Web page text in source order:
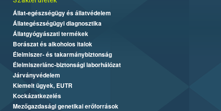
Állat-egészségügy és állatvédelem
Állategészségügyi diagnosztika
Állatgyógyászati termékek
Borászat és alkoholos italok
Élelmiszer- és takarmánybiztonság
Élelmiszerlánc-biztonsági laborhálózat
Járványvédelem
Kiemelt ügyek, EUTR
Kockázatkezelés
Mezőgazdasági genetikai erőforrások